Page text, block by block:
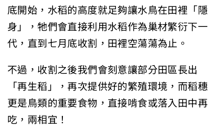
底開始，水稻的高度就足夠讓水鳥在田裡「隱
身」，牠們會直接利用水稻作為巢材繁衍下一
代，直到七月底收割，田裡空蕩蕩為止。
不過，收割之後我們會刻意讓部分田區長出
「再生稻」，再次提供好的繁殖環境，而稻穗
更是鳥類的重要食物，直接啃食或落入田中再
吃，兩相宜！